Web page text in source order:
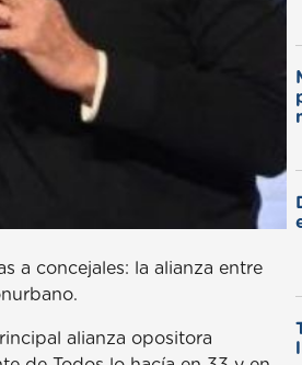
a concejales: la alianza entre
alianza opositora